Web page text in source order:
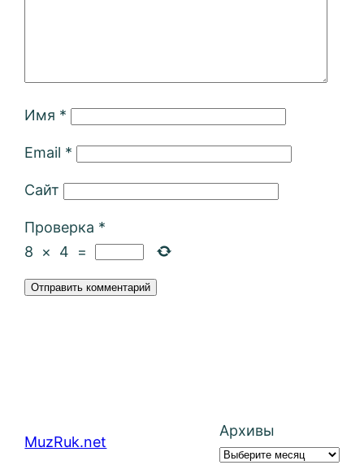
Имя *
Email *
Сайт
Проверка *
8
× 4 =
MuzRuk.net
Архивы